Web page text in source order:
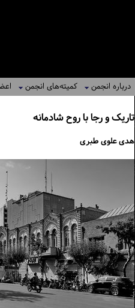
درباره انجمن کمیته‌های انجمن
تاریک و رجا با روح شادمانه
هدی علوی طبری